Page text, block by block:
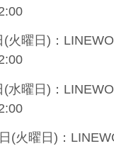
(火曜日)：
(水曜日)：
(火曜日)：